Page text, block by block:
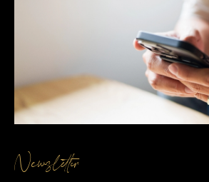
chances de vente. Faire estimer votre
TOUT L'IMMO vous assure de partir
bases solides et justes.
Contactez-nous
Vous avez un projet immobilier ? Que
estimation précise, notre agence
Newsletter